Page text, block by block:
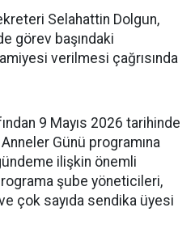
Selahattin Dolgun,
görev başındaki
verilmesi çağrısında
9 Mayıs 2026 tarihinde
Günü programına
ilişkin önemli
şube yöneticileri,
çok sayıda sendika üyesi